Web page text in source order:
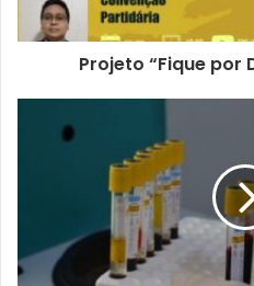
Projeto “Fique por